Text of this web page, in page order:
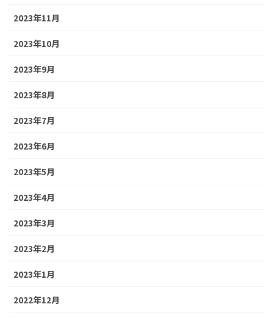
2023年11月
2023年10月
2023年9月
2023年8月
2023年7月
2023年6月
2023年5月
2023年4月
2023年3月
2023年2月
2023年1月
2022年12月